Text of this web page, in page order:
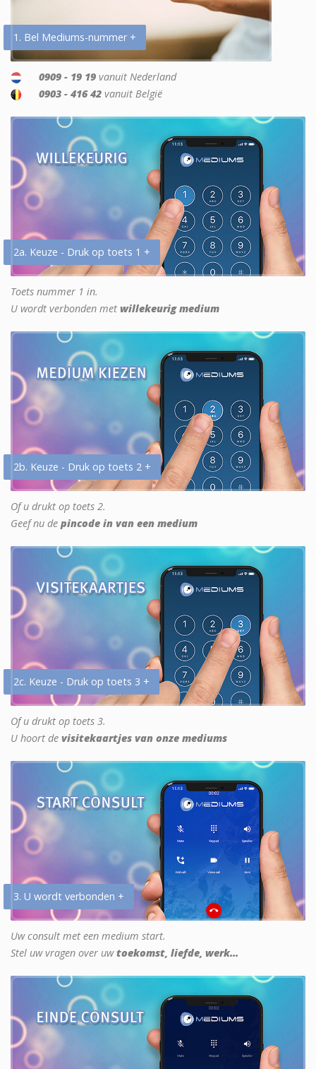
1. Bel Mediums-nummer +
0909 - 19 19 vanuit Nederland
0903 - 416 42 vanuit België
2a. Keuze - Druk op toets 1 +
Toets nummer 1 in.
U wordt verbonden met willekeurig medium
2b. Keuze - Druk op toets 2 +
Of u drukt op toets 2.
Geef nu de pincode in van een medium
2c. Keuze - Druk op toets 3 +
Of u drukt op toets 3.
U hoort de visitekaartjes van onze mediums
3. U wordt verbonden +
Uw consult met een medium start.
Stel uw vragen over uwtoekomst, liefde, werk...